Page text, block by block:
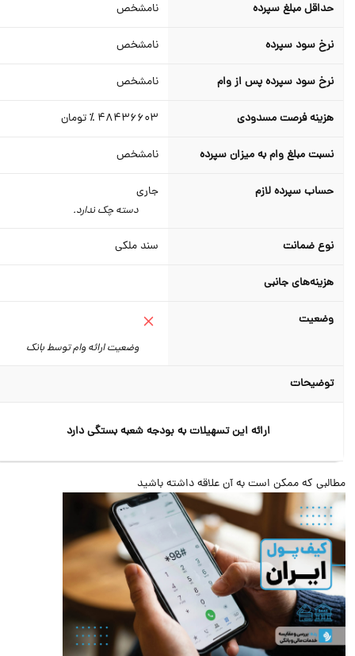
حداقل مبلغ سپرده نامشخص
نرخ سود سپرده نامشخص
نرخ سود سپرده پس از وام نامشخص
هزینه فرصت مسدودی 48436603 ٪ تومان
نسبت مبلغ وام به میزان سپرده نامشخص
حساب سپرده لازم جاری
دسته چک ندارد.
نوع ضمانت سند ملکی
هزینه‌های جانبی
وضعیت
وضعیت ارائه وام توسط بانک
توضیحات
ارائه این تسهیلات به بودجه شعبه بستگی دارد
که ممکن است به آن علاقه داشته باشید